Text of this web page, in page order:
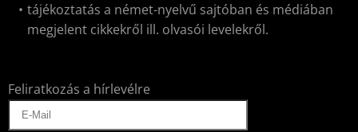
tájékoztatás a német-nyelvű sajtóban és médiában
megjelent cikkekről ill. olvasói levelekről.
Feliratkozás a hírlevélre